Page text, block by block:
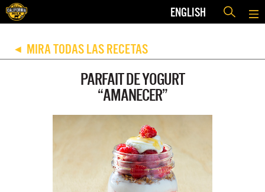
ENGLISH
◀ MIRA TODAS LAS RECETAS
PARFAIT DE YOGURT
“AMANECER”